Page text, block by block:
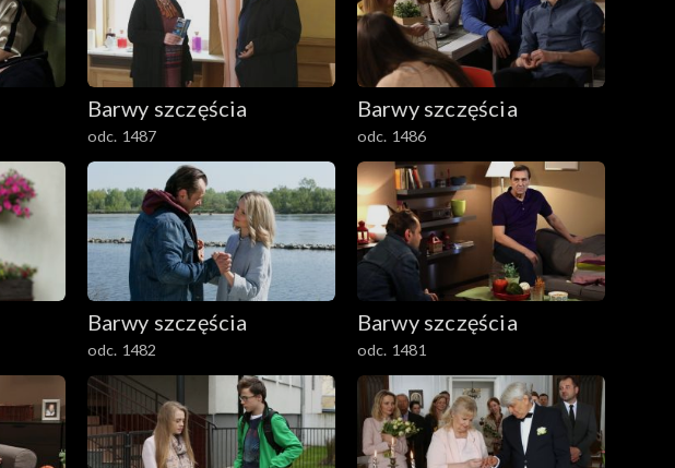
Barwy szczęścia
odc. 1487
Barwy szczęścia
odc. 1486
Barwy szczęścia
odc. 1482
Barwy szczęścia
odc. 1481